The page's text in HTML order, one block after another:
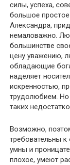
силы, успеха,
большое
Александра,
немаловажно.
большинстве
цену уважению,
обладающие
наделяет
искренностью,
трудолюбием. Но
таких
Возможно,
требовательны
умны и
плохое, умеют